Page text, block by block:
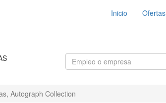
Inicio
Autograph Collection